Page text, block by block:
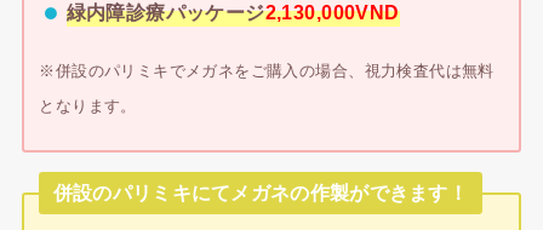
緑内障診療パッケージ2,130,000VND
※併設のパリミキでメガネをご購入の場合、視力検査代は無料
となります。
併設のパリミキにてメガネの作製ができます！